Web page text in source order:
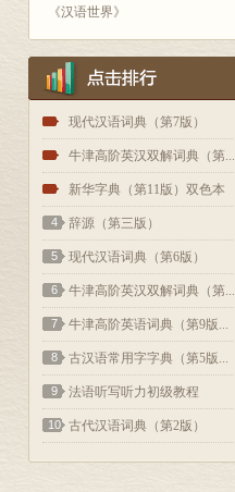
《汉语世界》
1 现代汉语词典（第7版）
2 牛津高阶英汉双解词典（第...
3 新华字典（第11版）双色本
4 辞源（第三版）
5 现代汉语词典（第6版）
6 牛津高阶英汉双解词典（第...
7 牛津高阶英语词典（第9版...
8 古汉语常用字字典（第5版...
9 法语听写听力初级教程
10 古代汉语词典（第2版）